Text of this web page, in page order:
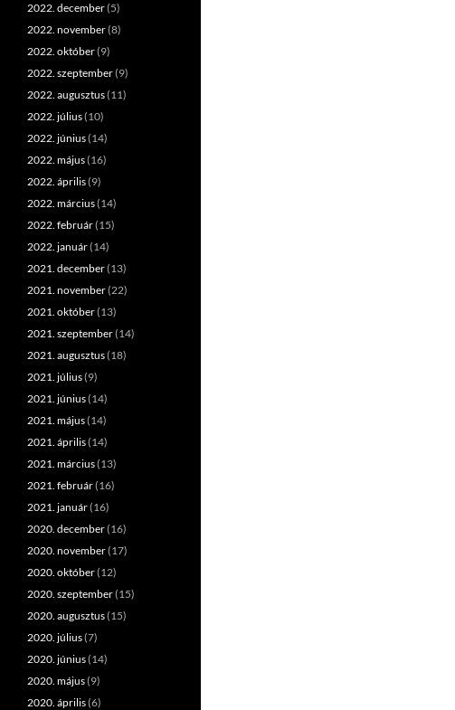
2022. december(5)
2022. november(8)
2022. október(9)
2022. szeptember(9)
2022. augusztus(11)
2022. július(10)
2022. június(14)
2022. május(16)
2022. április(9)
2022. március(14)
2022. február(15)
2022. január(14)
2021. december(13)
2021. november(22)
2021. október(13)
2021. szeptember(14)
2021. augusztus(18)
2021. július(9)
2021. június(14)
2021. május(14)
2021. április(14)
2021. március(13)
2021. február(16)
2021. január(16)
2020. december(16)
2020. november(17)
2020. október(12)
2020. szeptember(15)
2020. augusztus(15)
2020. július(7)
2020. június(14)
2020. május(9)
2020. április(6)